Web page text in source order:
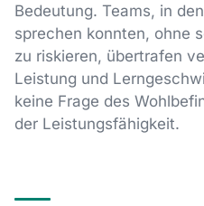
Bedeutung. Teams, in
sprechen konnten, ohne
zu riskieren, übertrafen
Leistung und
keine Frage des
der Leistungsfähigkeit.